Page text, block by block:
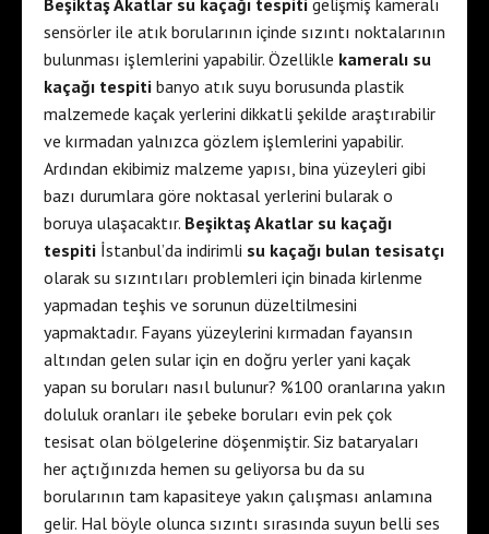
Beşiktaş Akatlar su kaçağı tespiti gelişmiş kameralı
sensörler ile atık borularının içinde sızıntı noktalarının
bulunması işlemlerini yapabilir. Özellikle kameralı su
kaçağı tespiti banyo atık suyu borusunda plastik
malzemede kaçak yerlerini dikkatli şekilde araştırabilir
ve kırmadan yalnızca gözlem işlemlerini yapabilir.
Ardından ekibimiz malzeme yapısı, bina yüzeyleri gibi
bazı durumlara göre noktasal yerlerini bularak o
boruya ulaşacaktır. Beşiktaş Akatlar su kaçağı
tespiti İstanbul’da indirimli su kaçağı bulan tesisatçı
olarak su sızıntıları problemleri için binada kirlenme
yapmadan teşhis ve sorunun düzeltilmesini
yapmaktadır. Fayans yüzeylerini kırmadan fayansın
altından gelen sular için en doğru yerler yani kaçak
yapan su boruları nasıl bulunur? %100 oranlarına yakın
doluluk oranları ile şebeke boruları evin pek çok
tesisat olan bölgelerine döşenmiştir. Siz bataryaları
her açtığınızda hemen su geliyorsa bu da su
borularının tam kapasiteye yakın çalışması anlamına
gelir. Hal böyle olunca sızıntı sırasında suyun belli ses